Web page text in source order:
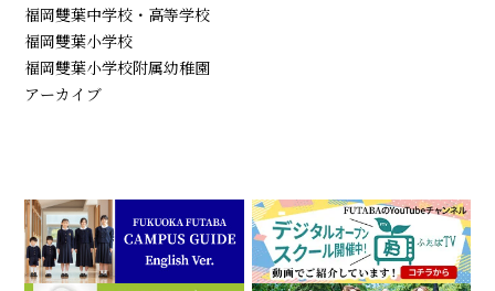
福岡雙葉中学校・高等学校
福岡雙葉小学校
福岡雙葉小学校附属幼稚園
アーカイブ